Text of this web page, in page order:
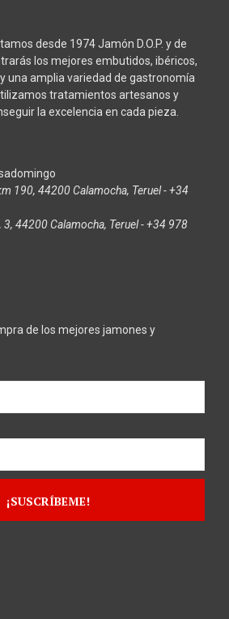
desde 1974 Jamón D.O.P. y de
los mejores embutidos, ibéricos,
una amplia variedad de gastronomía
tratamientos artesanos y
la excelencia en cada pieza.
190, 44200 Calamocha, Teruel - +34
3, 44200 Calamocha, Teruel - +34 978
de los mejores jamones y